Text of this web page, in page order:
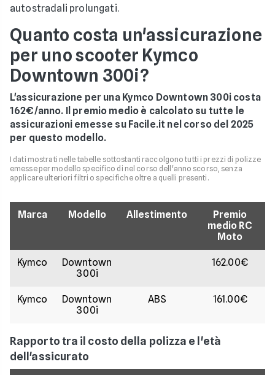
autostradali prolungati.
Quanto costa un'assicurazione
per uno scooter Kymco
Downtown 300i?
L'assicurazione per una Kymco Downtown 300i costa
162€/anno. Il premio medio è calcolato su tutte le
assicurazioni emesse su Facile.it nel corso del 2025
per questo modello.
I dati mostrati nelle tabelle sottostanti raccolgono tutti i prezzi di polizze
emesse per modello specifico di nel corso dell'anno scorso, senza
applicare ulteriori filtri o specifiche oltre a quelli presenti.
Marca Modello Allestimento
Premio
medio RC
Moto
Kymco
Downtown
300i
162.00€
Kymco
Downtown
300i
ABS 161.00€
Rapporto tra il costo della polizza e l'età
dell'assicurato